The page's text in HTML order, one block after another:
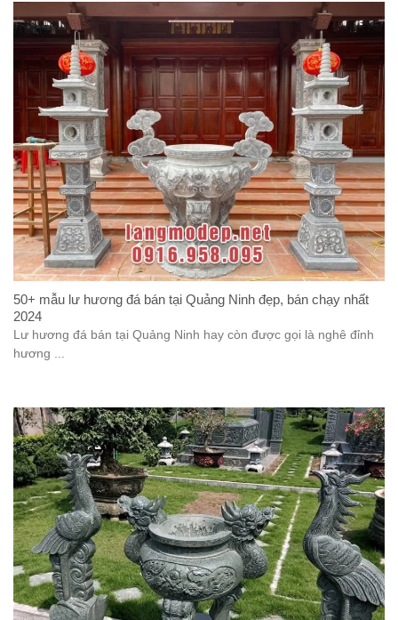
50+ mẫu lư hương đá bán tại Quảng Ninh đẹp, bán chạy nhất
2024
Lư hương đá bán tại Quảng Ninh hay còn được gọi là nghê đỉnh
hương ...